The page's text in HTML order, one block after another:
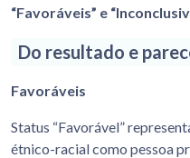
“Favoráveis” e
Do resultado e
Favoráveis
Status “Favorável”
étnico-racial como pessoa